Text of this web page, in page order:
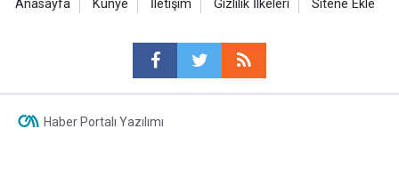
Anasayfa Künye İletişim Gizlilik İlkeleri Sitene Ekle
Haber Portalı Yazılımı